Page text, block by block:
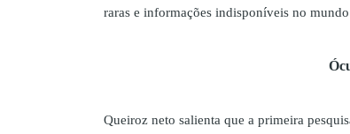
raras e informações indisponíveis no
Queiroz neto salienta que a primeira